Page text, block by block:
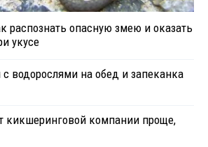
распознать опасную змею и оказать
укусе
водорослями на обед и запеканка
кикшеринговой компании проще,